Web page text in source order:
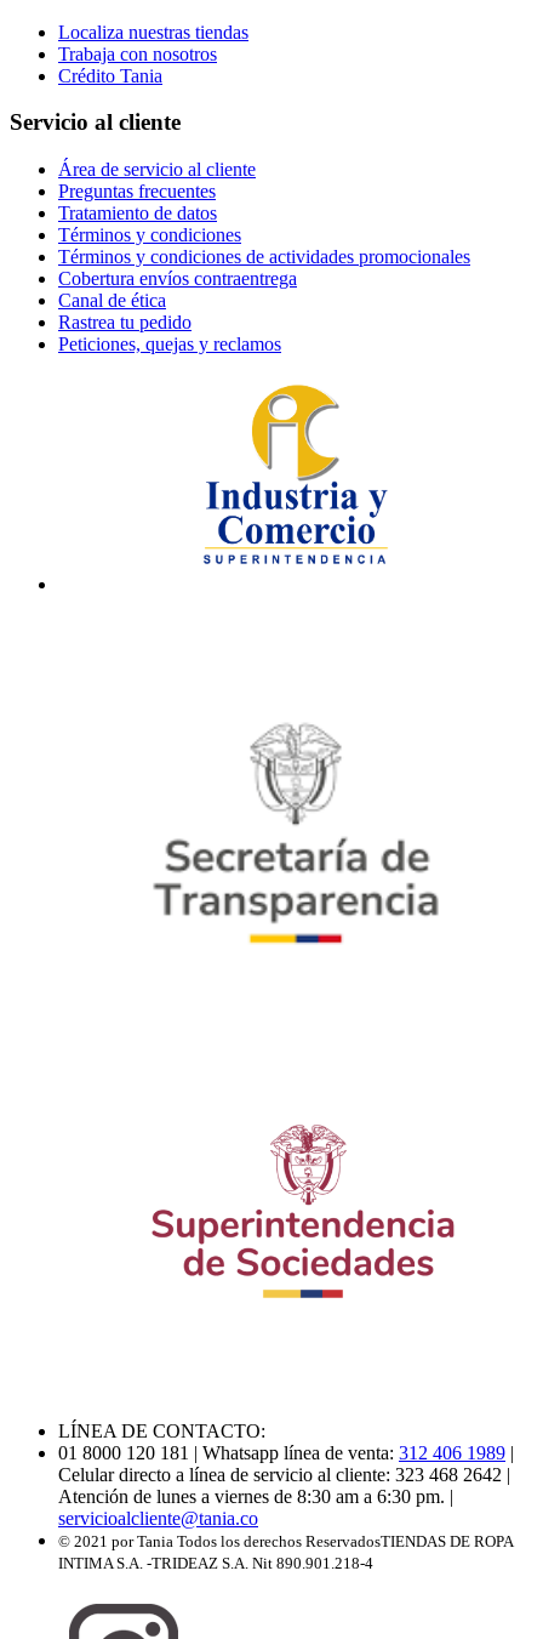
Localiza nuestras tiendas
Trabaja con nosotros
Crédito Tania
Servicio al cliente
Área de servicio al cliente
Preguntas frecuentes
Tratamiento de datos
Términos y condiciones
Términos y condiciones de actividades promocionales
Cobertura envíos contraentrega
Canal de ética
Rastrea tu pedido
Peticiones, quejas y reclamos
LÍNEA DE CONTACTO:
01 8000 120 181 | Whatsapp línea de venta: 312 406 1989 |
Celular directo a línea de servicio al cliente: 323 468 2642 |
Atención de lunes a viernes de 8:30 am a 6:30 pm. |
servicioalcliente@tania.co
© 2021 por Tania Todos los derechos ReservadosTIENDAS DE ROPA
INTIMA S.A. -TRIDEAZ S.A. Nit 890.901.218-4